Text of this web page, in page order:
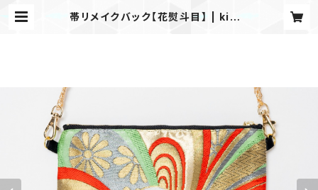
帯リメイクバック【花熨斗目】 | kimo